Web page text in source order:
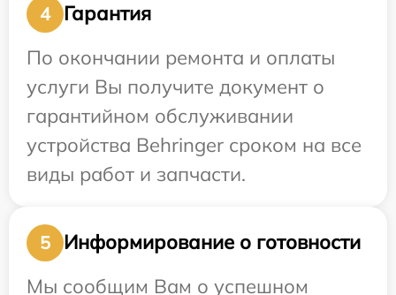
4
Гарантия
По окончании ремонта и оплаты
услуги Вы получите документ о
гарантийном обслуживании
устройства Behringer сроком на все
виды работ и запчасти.
5
Информирование о готовности
Мы сообщим Вам о успешном